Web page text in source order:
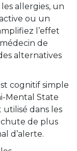
allergies, un
ou un
l’effet
de
alternatives
cognitif simple
Mental State
dans les
chute de plus
d’alerte.